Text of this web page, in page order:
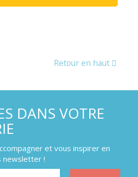
Retour en haut
DANS VOTRE
et vous inspirer en
newsletter !